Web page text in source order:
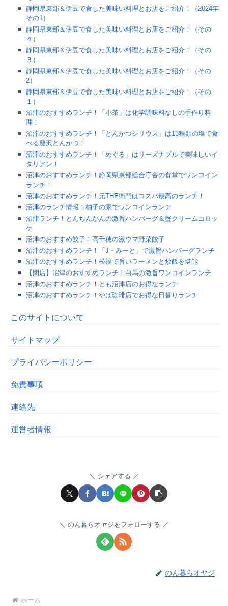
静岡県東部＆伊豆で食した美味い料理とお店をご紹介！（2024年
その1）
静岡県東部＆伊豆で食した美味い料理とお店をご紹介！（その
４）
静岡県東部＆伊豆で食した美味い料理とお店をご紹介！（その
３）
静岡県東部＆伊豆で食した美味い料理とお店をご紹介！（その
2）
静岡県東部＆伊豆で食した美味い料理とお店をご紹介！（その
１）
沼津のおすすめランチ！「小茶」は化学調味料なしの手作り料
理！
沼津のおすすめランチ！「とんかつシリウス」は13種類の塩で食
べる贅沢とんかつ！
沼津のおすすめランチ！「めぐる」はリーズナブルで美味しいイ
タリアン！
沼津のおすすめランチ！静岡県東部総合庁舎の食堂でワンコイン
ランチ！
沼津のおすすめランチ！元THE衛門はコスパ最高のランチ！
沼津のランチ情報！柚子の家でワンコインランチ
沼津ランチ！とんちんかんの激旨ハンバーグ＆蟹クリームコロッ
ケ
沼津のおすすめ餃子！高千穂の激ウマ野菜餃子
沼津のおすすめランチ！「J・みーと」で激旨ハンバーグランチ
沼津のおすすめランチ！松福で旨いラーメンと炒飯を堪能
【閉店】沼津のおすすめランチ！白馬の激旨ワンコインランチ
沼津のおすすめランチ！とも沼津店のお得なランチ
沼津のおすすめランチ！やば珈琲店でお得な日替りランチ
このサイトについて
サイトマップ
プライバシーポリシー
免責事項
連絡先
運営者情報
シェアする
のん暮らオヤジをフォローする
のん暮らオヤジ
ホーム